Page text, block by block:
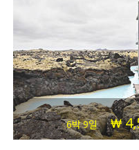
6박 9일